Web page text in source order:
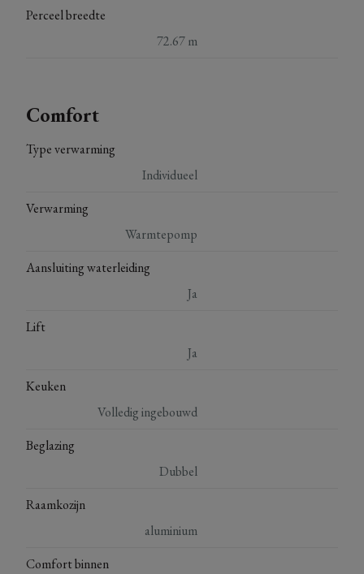
Perceel breedte
72.67 m
Comfort
Type verwarming
Individueel
Verwarming
Warmtepomp
Aansluiting waterleiding
Ja
Lift
Ja
Keuken
Volledig ingebouwd
Beglazing
Dubbel
Raamkozijn
aluminium
Comfort binnen